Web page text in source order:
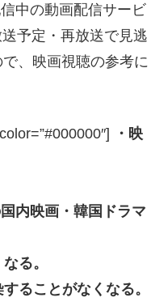
中の動画配信サービ
予定・再放送で見逃
、映画視聴の参考に
・映
内映画・韓国ドラマ
る。
ることがなくなる。